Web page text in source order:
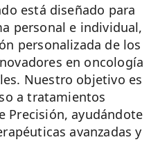
está diseñado para
personal e individual,
personalizada de los
en oncología
Nuestro objetivo es
a tratamientos
Precisión, ayudándote
avanzadas y